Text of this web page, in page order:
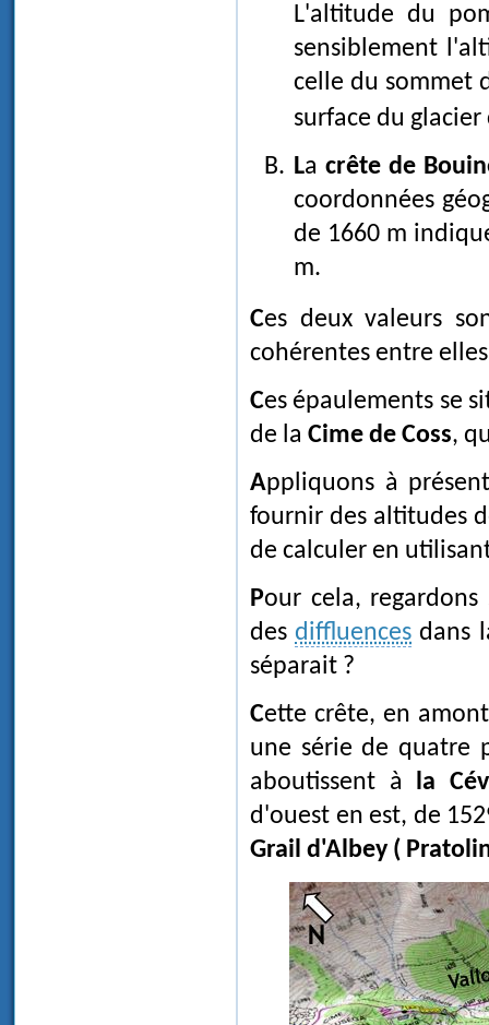
L'altitude du
sensiblement
celle du sommet
surface du
Lacrête de
coordonnées
de 1660 m
m.
Ces deux valeurs sont, compte tenu de la précision de la méthode,
cohérentes entre
Ces épaulements se situent respectivement à 4200 m et 3500 m à l'amont
de la Cime de Coss,
Appliquons à
fournir des altitudes
de calculer en
Pour cela,
des diffluences dans
séparait ?
Cette crête, en
une série de quatre
aboutissent à
la
d'ouest en est, de
Grail d'Albey (